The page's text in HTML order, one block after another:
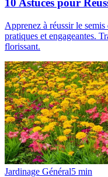
10 Astuces pour
Apprenez à réussir le
pratiques et engageantes.
florissant.
Jardinage Général5 min